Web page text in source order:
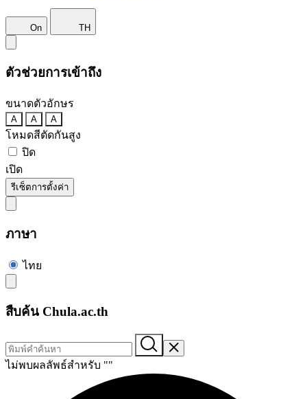
On TH
ตัวช่วยการเข้าถึง
ขนาดตัวอักษร
A A A
โหมดสีตัดกันสูง
ปิด
เปิด
รีเซ็ตการตั้งค่า
ภาษา
ไทย
สืบค้น Chula.ac.th
ไม่พบผลลัพธ์สำหรับ ""